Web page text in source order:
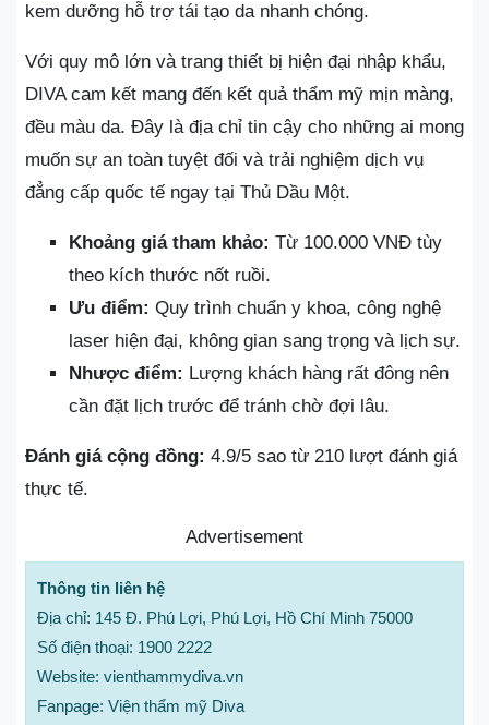
kem dưỡng hỗ trợ tái tạo da nhanh chóng.
Với quy mô lớn và trang thiết bị hiện đại nhập khẩu,
DIVA cam kết mang đến kết quả thẩm mỹ mịn màng,
đều màu da. Đây là địa chỉ tin cậy cho những ai mong
muốn sự an toàn tuyệt đối và trải nghiệm dịch vụ
đẳng cấp quốc tế ngay tại Thủ Dầu Một.
Khoảng giá tham khảo: Từ 100.000 VNĐ tùy
theo kích thước nốt ruồi.
Ưu điểm: Quy trình chuẩn y khoa, công nghệ
laser hiện đại, không gian sang trọng và lịch sự.
Nhược điểm: Lượng khách hàng rất đông nên
cần đặt lịch trước để tránh chờ đợi lâu.
Đánh giá cộng đồng: 4.9/5 sao từ 210 lượt đánh giá
thực tế.
Advertisement
Thông tin liên hệ
Địa chỉ: 145 Đ. Phú Lợi, Phú Lợi, Hồ Chí Minh 75000
Số điện thoại: 1900 2222
Website: vienthammydiva.vn
Fanpage: Viện thẩm mỹ Diva